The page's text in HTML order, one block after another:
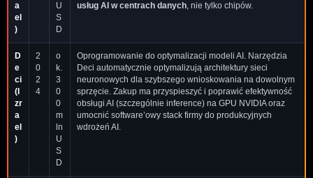
a
el
)
U
S
D
usług AI w centrach danych, nie tylko chipów.
D
e
ci
(I
zr
a
el
)
2
0
2
4
o
k.
3
0
0
m
ln
U
S
D
Oprogramowanie do optymalizacji modeli AI. Narzędzia
Deci automatycznie optymalizują architektury sieci
neuronowych dla szybszego wnioskowania na dowolnym
sprzęcie. Zakup ma przyspieszyć i poprawić efektywność
obsługi AI (szczególnie inference) na GPU NVIDIA oraz
umocnić software’owy stack firmy do produkcyjnych
wdrożeń AI.